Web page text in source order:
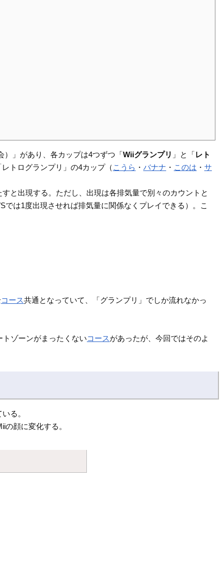
）」があり、各カップは4つずつ「Wiiグランプリ 」と「レト
レトログランプリ」の4カップ（ こうら ・バナナ ・ このは ・サ
と出現する。ただし、出現は各排気量で別々のカウントと
は1度出現させれば排気量に関係なくプレイできる）。こ
コース共通となっていて、「グランプリ」でしか流れなかっ
トゾーンがまったくないコースがあったが、今回ではそのよ
る。
の顔に変化する。